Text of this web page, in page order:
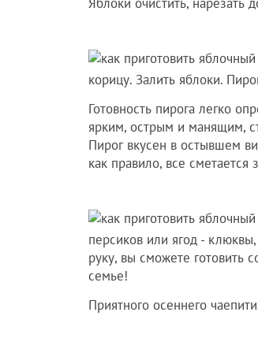
корицу. Залить яблоки.
Готовность пирога легко
ярким, острым и манящим,
Пирог вкусен в остывшем
как правило, все сметается
персиков или ягод -
руку, вы сможете готовить
семье!
Приятного осеннего